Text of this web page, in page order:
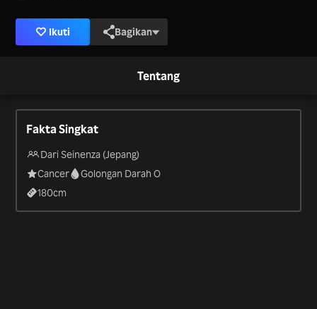
Ikuti Bagikan
Tentang
Fakta Singkat
Dari Seinenza (Jepang)
Cancer
Golongan Darah O
180cm